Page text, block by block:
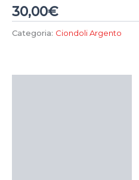
30,00€
Categoria: Ciondoli Argento